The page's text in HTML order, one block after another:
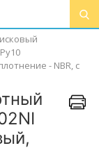
- NBR, с